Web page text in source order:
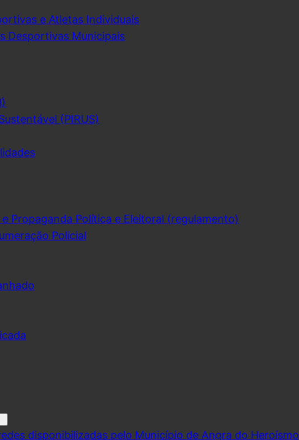
e Atletas Individuais
Desportivas Municipais
(PIRUS)
Propaganda Política e Eleitoral (regulamento)
Policial
disponibilizadas pelo Município de Angra do Heroísmo